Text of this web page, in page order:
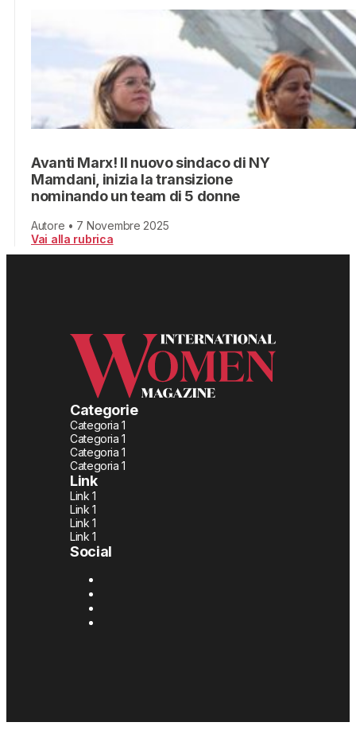
Avanti Marx! Il nuovo sindaco di NY
Mamdani, inizia la transizione
nominando un team di 5 donne
Autore • 7 Novembre 2025
Vai alla rubrica
Categorie
Categoria 1
Categoria 1
Categoria 1
Categoria 1
Link
Link 1
Link 1
Link 1
Link 1
Social